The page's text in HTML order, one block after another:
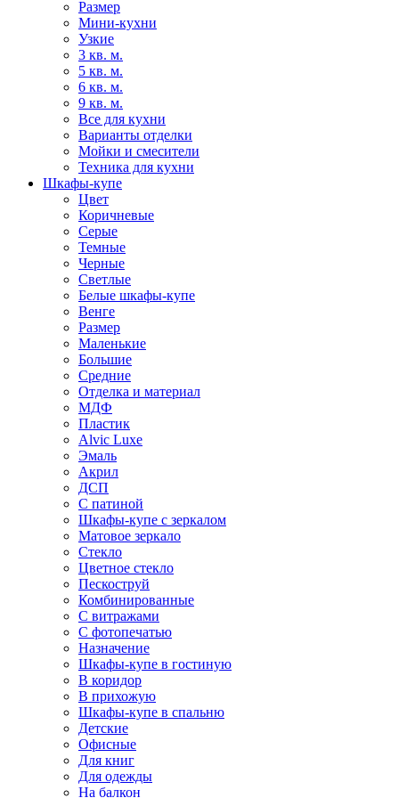
Размер
Мини-кухни
Узкие
3 кв. м.
5 кв. м.
6 кв. м.
9 кв. м.
Все для кухни
Варианты отделки
Мойки и смесители
Техника для кухни
Шкафы-купе
Цвет
Коричневые
Серые
Темные
Черные
Светлые
Белые шкафы-купе
Венге
Размер
Маленькие
Большие
Средние
Отделка и материал
МДФ
Пластик
Alvic Luxe
Эмаль
Акрил
ДСП
С патиной
Шкафы-купе с зеркалом
Матовое зеркало
Стекло
Цветное стекло
Пескоструй
Комбинированные
С витражами
С фотопечатью
Назначение
Шкафы-купе в гостиную
В коридор
В прихожую
Шкафы-купе в спальню
Детские
Офисные
Для книг
Для одежды
На балкон